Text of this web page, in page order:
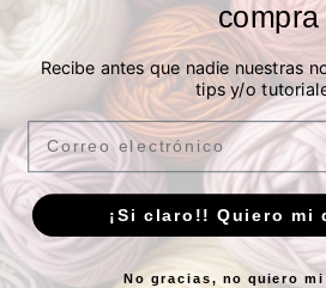
Lunes a Viernes:10.00 a
20.00h
Sábados:10.00 a
Suscríbete a
compra
Recibe antes que nadie nuestras
tips y/o
Email
¡Si claro!! Quiero mi
No gracias, no quiero mi